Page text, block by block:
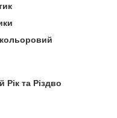
Рік та Різдво